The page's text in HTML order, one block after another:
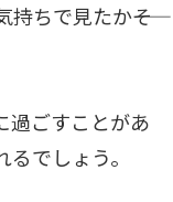
ちで見たか――そ
過ごすことがあ
でしょう。